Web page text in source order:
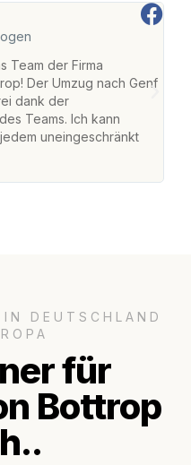
Team der Firma
Der Umzug nach Genf
dank der
Teams. Ich kann
uneingeschränkt
DEUTSCHLAND
für
Bottrop